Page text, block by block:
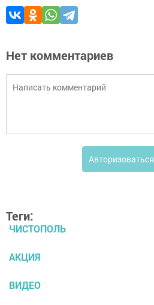
Нет комментариев
Авторизоваться
Теги:
ЧИСТОПОЛЬ
АКЦИЯ
ВИДЕО